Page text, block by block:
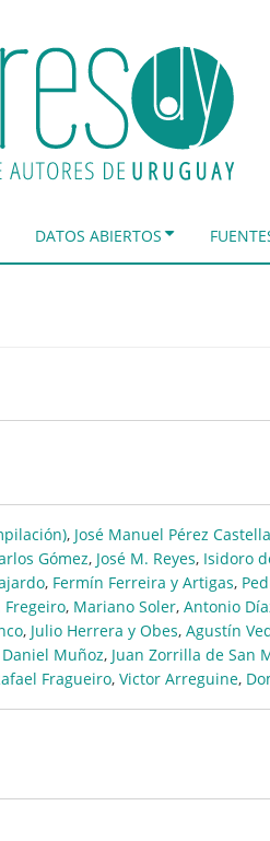
DATOS ABIERTOS
, José Manuel Pérez
Gómez, José M. Reyes, Isidoro
, Fermín Ferreira y Artigas,
Fregeiro, Mariano Soler, Antonio
, Julio Herrera y Obes, Agustín
Daniel Muñoz, Juan Zorrilla de San
Fragueiro, Victor Arreguine,